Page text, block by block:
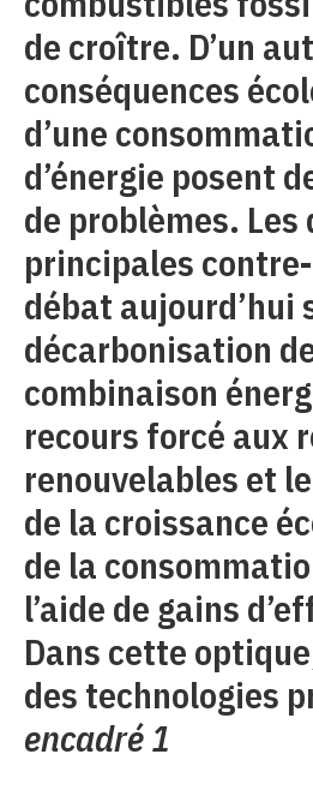
de croître. D’un
conséquences
d’une
d’énergie posent
de problèmes. Les
principales
débat aujourd’hui
décarbonisation
combinaison
recours forcé aux
renouvelables et
de la croissance
de la
l’aide de gains
Dans cette
des technologies
encadré 1